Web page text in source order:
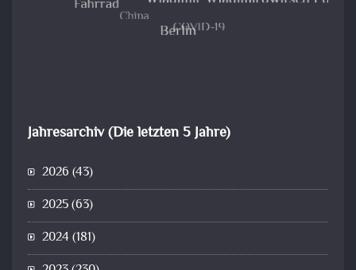
Jahresarchiv (Die letzten 5 Jahre)
2026 (43)
2025(63)
2024(181)